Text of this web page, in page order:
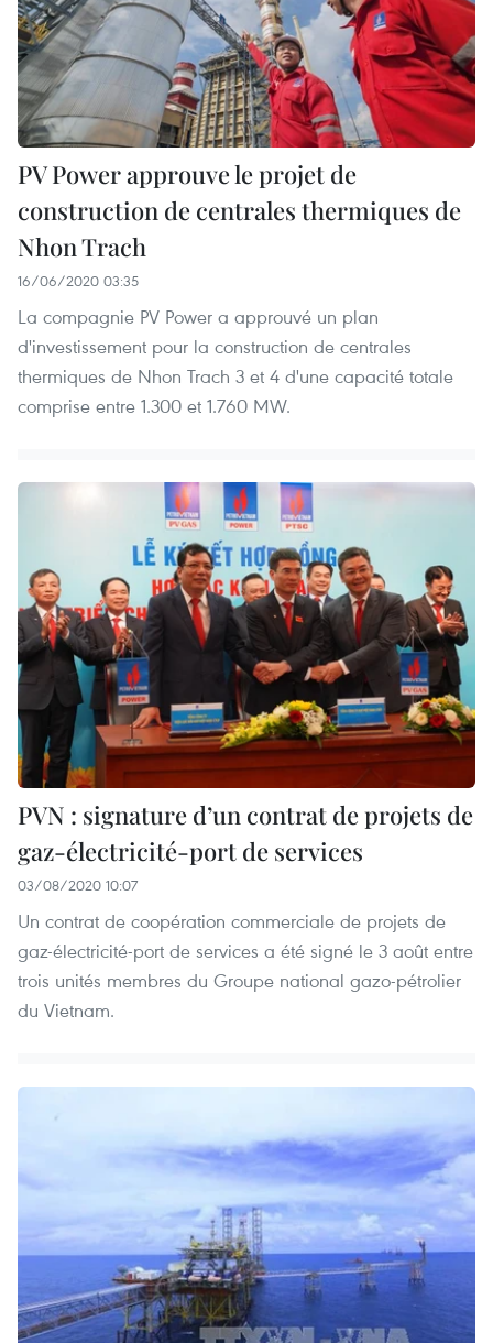
PV Power approuve le projet de
construction de centrales thermiques de
Nhon Trach
16/06/2020 03:35
La compagnie PV Power a approuvé un plan
d'investissement pour la construction de centrales
thermiques de Nhon Trach 3 et 4 d'une capacité totale
comprise entre 1.300 et 1.760 MW.
PVN : signature d’un contrat de projets de
gaz-électricité-port de services
03/08/2020 10:07
Un contrat de coopération commerciale de projets de
gaz-électricité-port de services a été signé le 3 août entre
trois unités membres du Groupe national gazo-pétrolier
du Vietnam.